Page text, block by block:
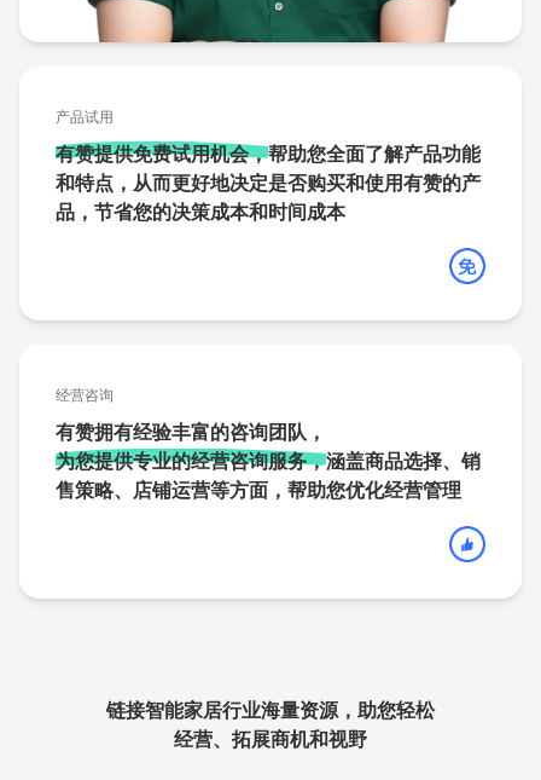
产品试用
有赞提供免费试用机会，帮助您全面了解产品功能
和特点，从而更好地决定是否购买和使用有赞的产
品，节省您的决策成本和时间成本
经营咨询
有赞拥有经验丰富的咨询团队，
为您提供专业的经营咨询服务，涵盖商品选择、销
售策略、店铺运营等方面，帮助您优化经营管理
链接智能家居行业海量资源，助您轻松
经营、拓展商机和视野